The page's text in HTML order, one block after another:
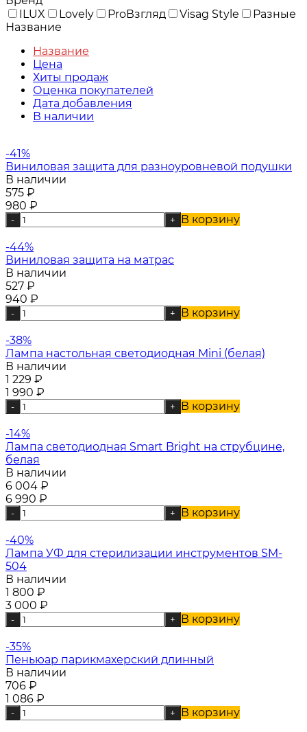
ILUX
Lovely ProВзгляд Visag Style
Разные
Название
Название
Цена
Хиты продаж
Оценка покупателей
Дата добавления
В наличии
-41%
Виниловая защита для разноуровневой подушки
В наличии
575 ₽
980 ₽
- + В корзину
-44%
Виниловая защита на матрас
В наличии
527 ₽
940 ₽
- + В корзину
-38%
Лампа настольная светодиодная Mini (белая)
В наличии
1 229 ₽
1 990 ₽
- + В корзину
-14%
Лампа светодиодная Smart Bright на струбцине,
белая
В наличии
6 004 ₽
6 990 ₽
- + В корзину
-40%
Лампа УФ для стерилизации инструментов SM-
504
В наличии
1 800 ₽
3 000 ₽
- + В корзину
-35%
Пеньюар парикмахерский длинный
В наличии
706 ₽
1 086 ₽
- + В корзину